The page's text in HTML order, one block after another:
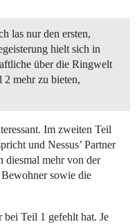
las nur den ersten,
hielt sich in
über die Ringwelt
2 mehr zu bieten,
Im zweiten Teil
und Nessus’ Partner
diesmal mehr von der
sowie die
Teil 1 gefehlt hat. Je